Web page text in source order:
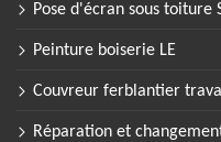
Pose d'écran sous toiture
Peinture boiserie LE
Couvreur ferblantier
Réparation et